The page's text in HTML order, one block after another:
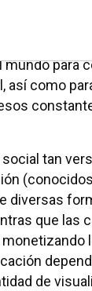
para
así como
tan
diversas
que las
de